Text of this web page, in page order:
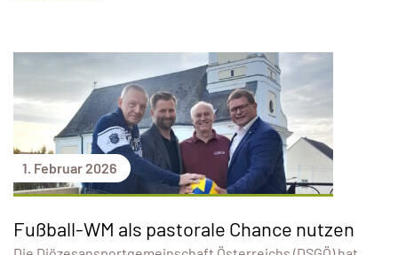
1. Februar 2026
Fußball-WM als pastorale Chance nutzen